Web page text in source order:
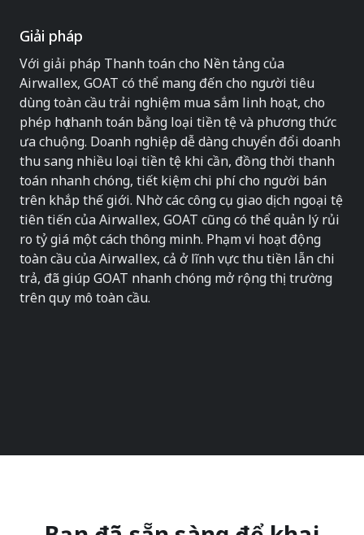
Giải pháp
Với giải pháp Thanh toán cho Nền tảng của
Airwallex, GOAT có thể mang đến cho người tiêu
dùng toàn cầu trải nghiệm mua sắm linh hoạt, cho
phép họ thanh toán bằng loại tiền tệ và phương thức
ưa chuộng. Doanh nghiệp dễ dàng chuyển đổi doanh
thu sang nhiều loại tiền tệ khi cần, đồng thời thanh
toán nhanh chóng, tiết kiệm chi phí cho người bán
trên khắp thế giới. Nhờ các công cụ giao dịch ngoại tệ
tiên tiến của Airwallex, GOAT cũng có thể quản lý rủi
ro tỷ giá một cách thông minh. Phạm vi hoạt động
toàn cầu của Airwallex, cả ở lĩnh vực thu tiền lẫn chi
trả, đã giúp GOAT nhanh chóng mở rộng thị trường
trên quy mô toàn cầu.